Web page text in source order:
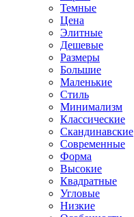
Темные
Цена
Элитные
Дешевые
Размеры
Большие
Маленькие
Стиль
Минимализм
Классические
Скандинавские
Современные
Форма
Высокие
Квадратные
Угловые
Низкие